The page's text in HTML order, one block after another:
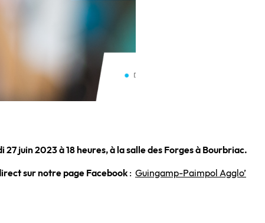
27 juin 2023 à 18 heures, à la salle des Forges à Bourbriac.
sur notre page Facebook: Guingamp-Paimpol Agglo’